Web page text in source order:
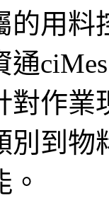
的用料
通
對作業
別到物
。